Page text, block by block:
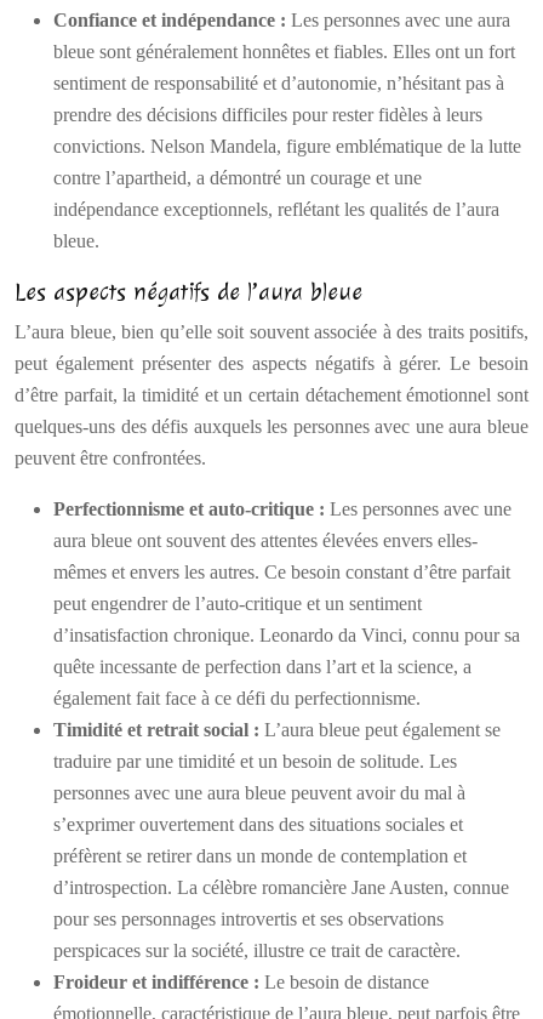
Confiance et indépendance : Les personnes avec une aura
bleue sont généralement honnêtes et fiables. Elles ont un fort
sentiment de responsabilité et d’autonomie, n’hésitant pas à
prendre des décisions difficiles pour rester fidèles à leurs
convictions. Nelson Mandela, figure emblématique de la lutte
contre l’apartheid, a démontré un courage et une
indépendance exceptionnels, reflétant les qualités de l’aura
bleue.
Les aspects négatifs de l’aura bleue
L’aura bleue, bien qu’elle soit souvent associée à des traits positifs,
peut également présenter des aspects négatifs à gérer. Le besoin
d’être parfait, la timidité et un certain détachement émotionnel sont
quelques-uns des défis auxquels les personnes avec une aura bleue
peuvent être confrontées.
Perfectionnisme et auto-critique : Les personnes avec une
aura bleue ont souvent des attentes élevées envers elles-
mêmes et envers les autres. Ce besoin constant d’être parfait
peut engendrer de l’auto-critique et un sentiment
d’insatisfaction chronique. Leonardo da Vinci, connu pour sa
quête incessante de perfection dans l’art et la science, a
également fait face à ce défi du perfectionnisme.
Timidité et retrait social : L’aura bleue peut également se
traduire par une timidité et un besoin de solitude. Les
personnes avec une aura bleue peuvent avoir du mal à
s’exprimer ouvertement dans des situations sociales et
préfèrent se retirer dans un monde de contemplation et
d’introspection. La célèbre romancière Jane Austen, connue
pour ses personnages introvertis et ses observations
perspicaces sur la société, illustre ce trait de caractère.
Froideur et indifférence : Le besoin de distance
émotionnelle, caractéristique de l’aura bleue, peut parfois être